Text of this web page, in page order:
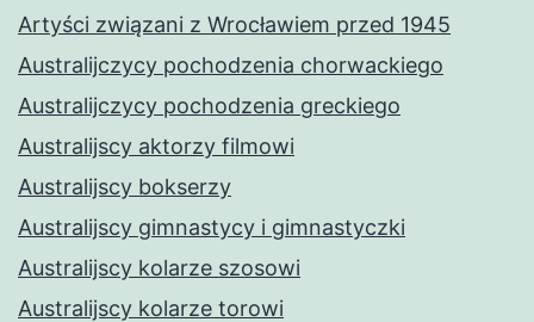
Artyści związani z Wrocławiem przed 1945
Australijczycy pochodzenia chorwackiego
Australijczycy pochodzenia greckiego
Australijscy aktorzy filmowi
Australijscy bokserzy
Australijscy gimnastycy i gimnastyczki
Australijscy kolarze szosowi
Australijscy kolarze torowi